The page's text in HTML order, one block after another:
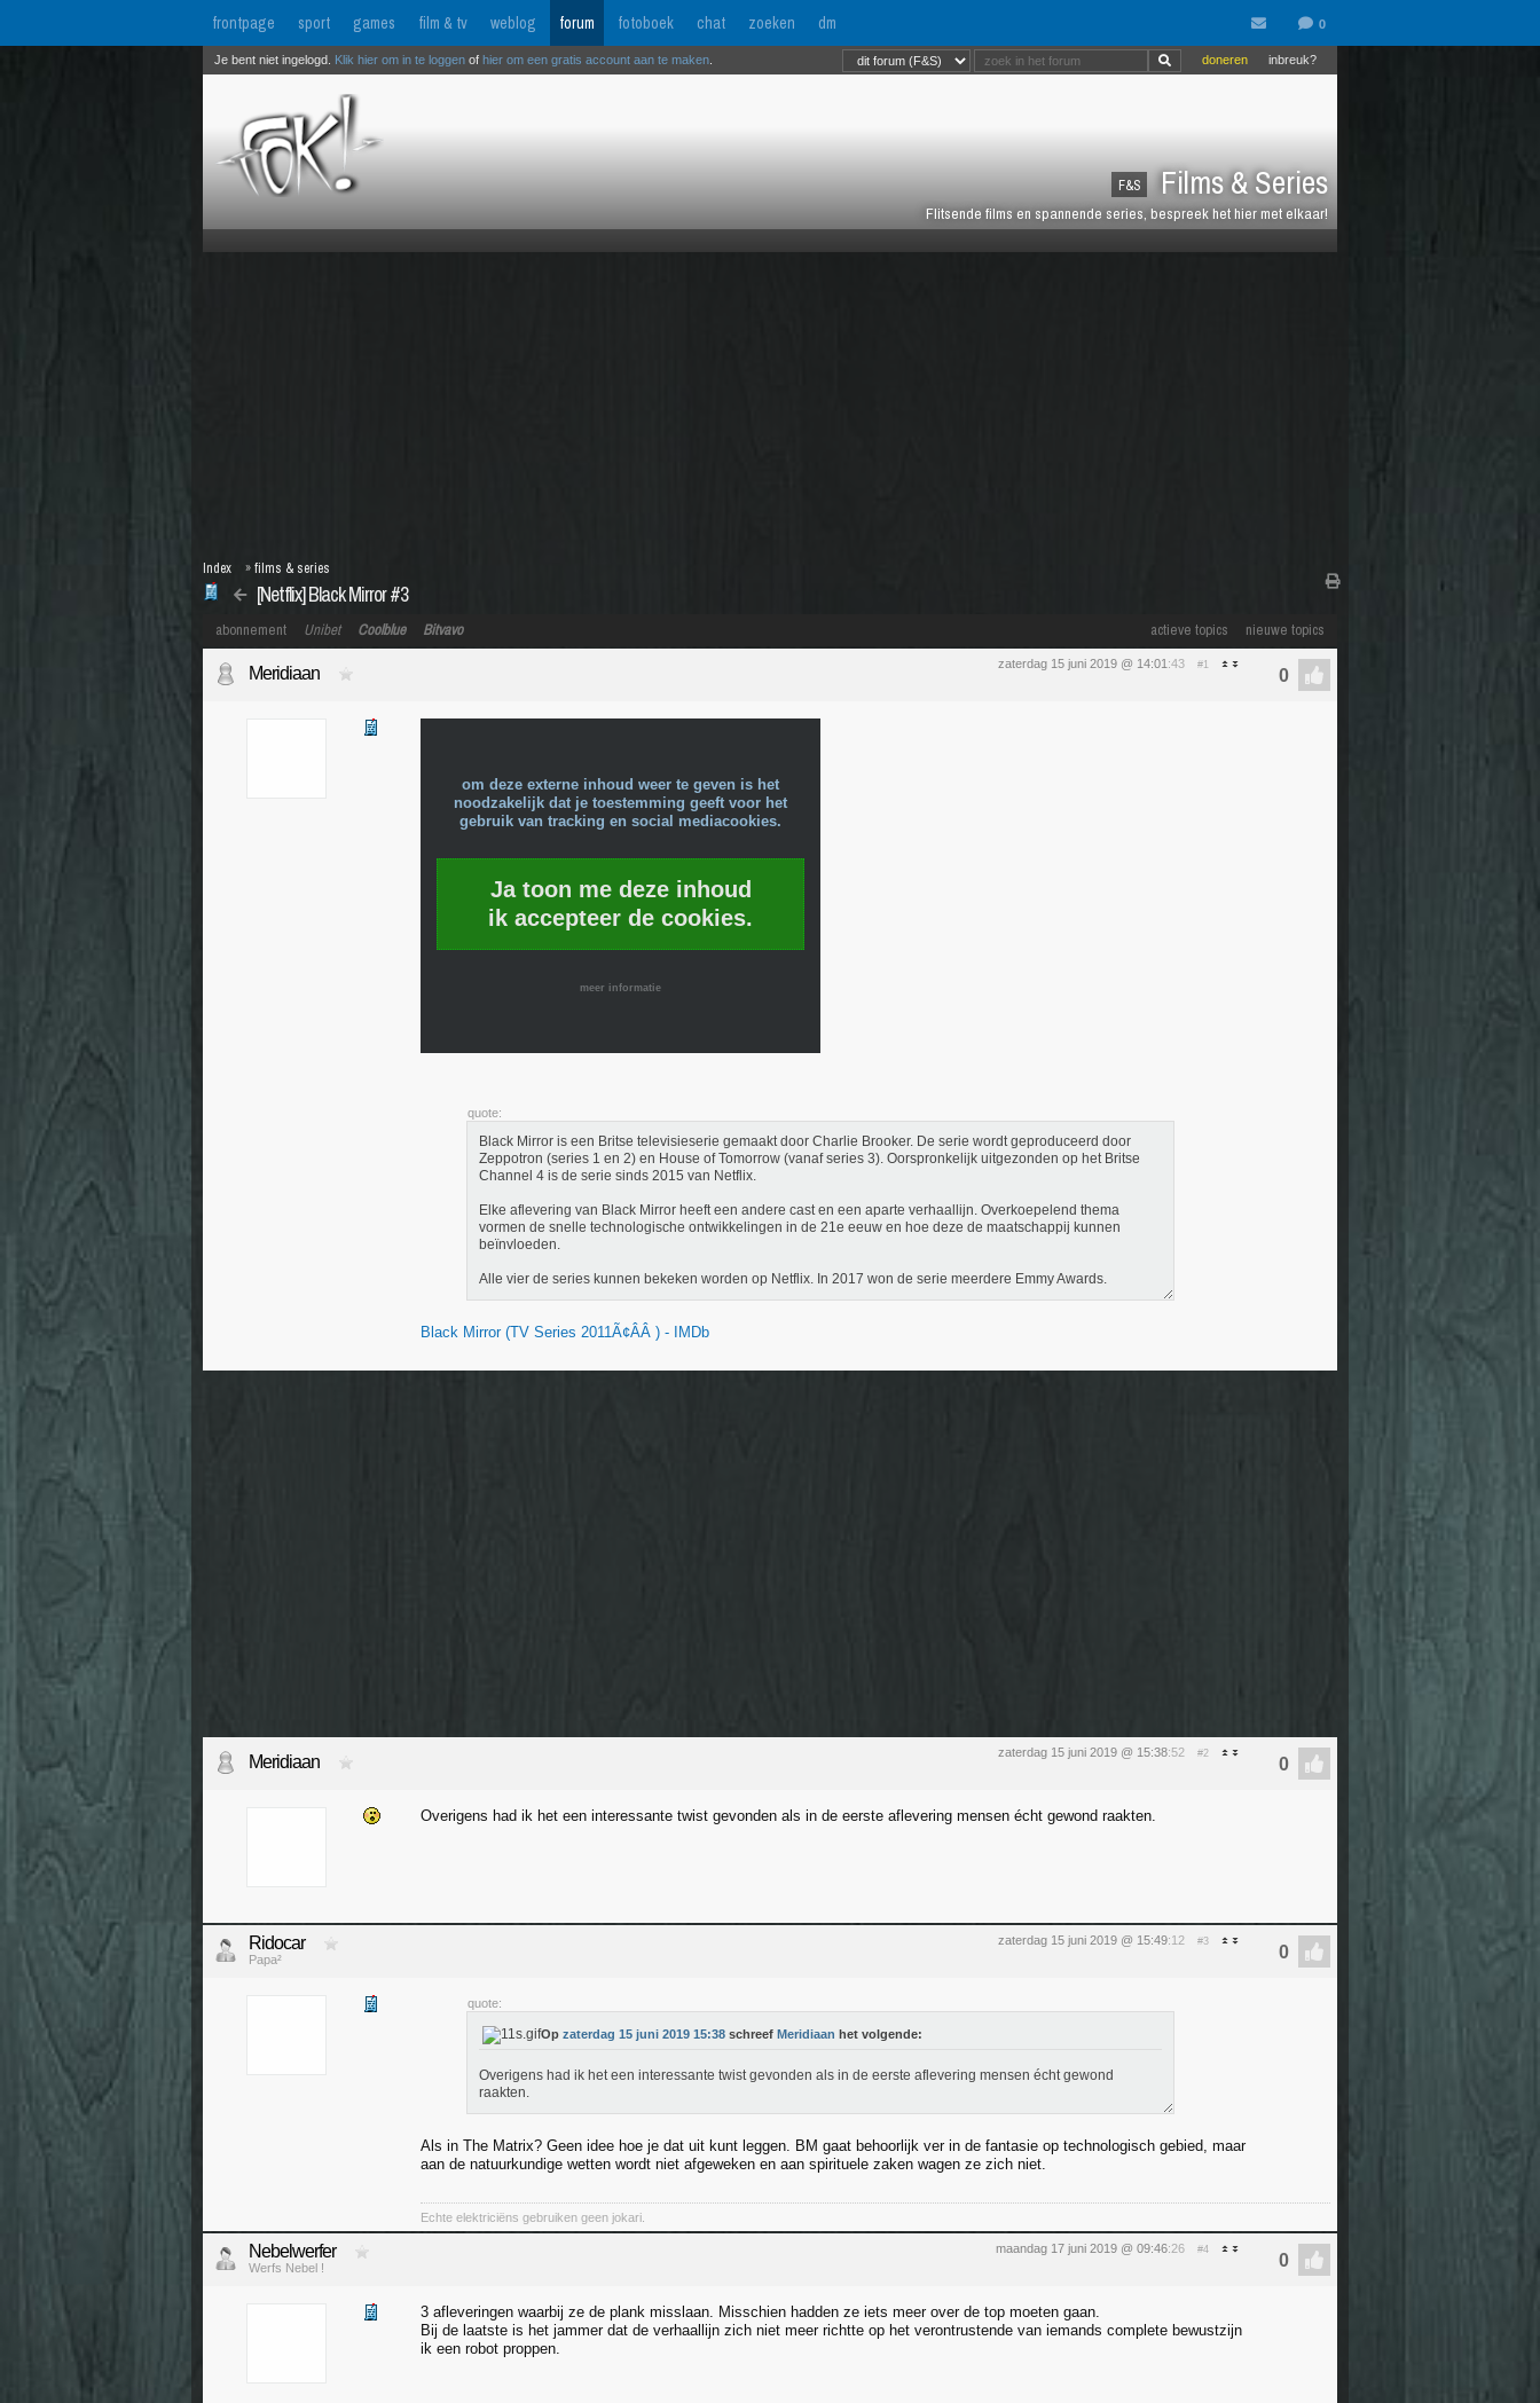
frontpage sport games film & tv weblog forum fotoboek chat zoeken dm
F&S Films & Series
Flitsende films en spannende series, bespreek het hier met elkaar!
inbreuk?
doneren
Je bent niet ingelogd. Klik hier om in te loggen of hier om een gratis account aan te maken
[Netflix] Black Mirror #3
Index »films & series
actieve topics nieuwe topics
abonnement Unibet Coolblue Bitvavo
zaterdag 15 juni 2019 @ 14:01 :43 #1
Meridiaan
om deze externe inhoud weer te geven is het
noodzakelijk dat je toestemming geeft voor het
gebruik van tracking en social mediacookies.
Ja toon me deze inhoud
ik accepteer de cookies.
meer informatie
quote:
Black Mirror is een Britse televisieserie gemaakt door Charlie Brooker. De serie wordt geproduceerd door
Zeppotron (series 1 en 2) en House of Tomorrow (vanaf series 3). Oorspronkelijk uitgezonden op het Britse
Channel 4 is de serie sinds 2015 van Netflix.
Elke aflevering van Black Mirror heeft een andere cast en een aparte verhaallijn. Overkoepelend thema
vormen de snelle technologische ontwikkelingen in de 21e eeuw en hoe deze de maatschappij kunnen
beïnvloeden.
Alle vier de series kunnen bekeken worden op Netflix. In 2017 won de serie meerdere Emmy Awards.
Black Mirror (TV Series 2011Ã¢ÂÂ ) - IMDb
zaterdag 15 juni 2019 @ 15:38:52 #2
Meridiaan
Overigens had ik het een interessante twist gevonden als in de eerste aflevering mensen écht gewond raakten.
zaterdag 15 juni 2019 @ 15:49:12 #3
Ridocar
Papa²
quote:
Op zaterdag 15 juni 2019 15:38 schreef Meridiaan het volgende:
Overigens had ik het een interessante twist gevonden als in de eerste aflevering mensen écht gewond
raakten.
Als in The Matrix? Geen idee hoe je dat uit kunt leggen. BM gaat behoorlijk ver in de fantasie op technologisch gebied, maar
aan de natuurkundige wetten wordt niet afgeweken en aan spirituele zaken wagen ze zich niet.
Echte elektriciëns gebruiken geen jokari.
maandag 17 juni 2019 @ 09:46:26 #4
Nebelwerfer
Werfs Nebel !
3 afleveringen waarbij ze de plank misslaan. Misschien hadden ze iets meer over de top moeten gaan.
Bij de laatste is het jammer dat de verhaallijn zich niet meer richtte op het verontrustende van iemands complete bewustzijn
ik een robot proppen.